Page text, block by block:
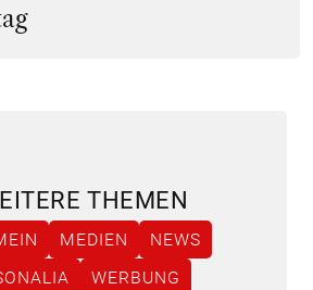
THEMEN
MEDIEN
NEWS
WERBUNG